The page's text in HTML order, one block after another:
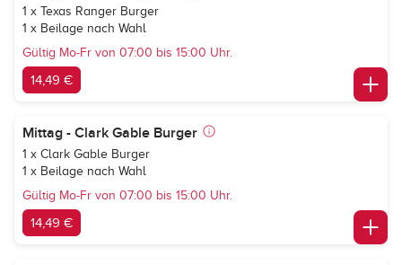
1 x Texas Ranger Burger
1 x Beilage nach Wahl
Gültig Mo-Fr von 07:00 bis 15:00 Uhr.
14,49 €
Mittag - Clark Gable Burger
1 x Clark Gable Burger
1 x Beilage nach Wahl
Gültig Mo-Fr von 07:00 bis 15:00 Uhr.
14,49 €